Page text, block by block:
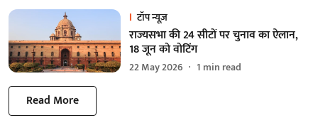
टॉप न्यूज़
राज्यसभा की 24 सीटों पर चुनाव का ऐलान,
18 जून को वोटिंग
22 May 2026 1 min read
Read More